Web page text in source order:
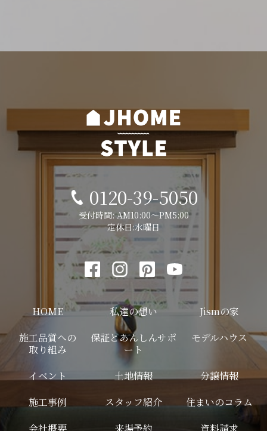
0120-39-5050
受付時間: AM10:00～PM5:00
定休日:水曜日
HOME 私達の想い
Jismの家
施工品質への
取り組み
保証とあんしんサポ
ート
モデルハウス
イベント 土地情報
分譲情報
施工事例
スタッフ紹介
住まいのコラム
会社概要
来場予約 資料請求